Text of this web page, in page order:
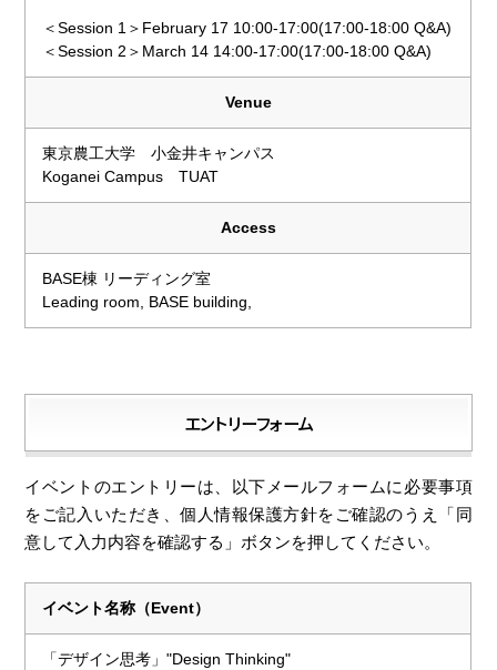
＜Session 1＞February 17 10:00-17:00(17:00-18:00 Q&A)
＜Session 2＞March 14 14:00-17:00(17:00-18:00 Q&A)
Venue
東京農工大学 小金井キャンパス
Koganei Campus TUAT
Access
BASE棟 リーディング室
Leading room, BASE building,
エントリーフォーム
イベントのエントリーは、以下メールフォームに必要事項
をご記入いただき、個人情報保護方針をご確認のうえ「同
意して入力内容を確認する」ボタンを押してください。
イベント名称（Event）
「デザイン思考」"Design Thinking"